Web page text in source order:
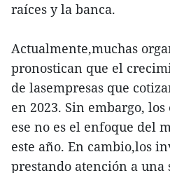
raíces y la banca.
Actualmente,muchas
pronostican que el
de lasempresas que
en 2023. Sin embargo,
ese no es el enfoque del
este año. En cambio,los
prestando atención a una